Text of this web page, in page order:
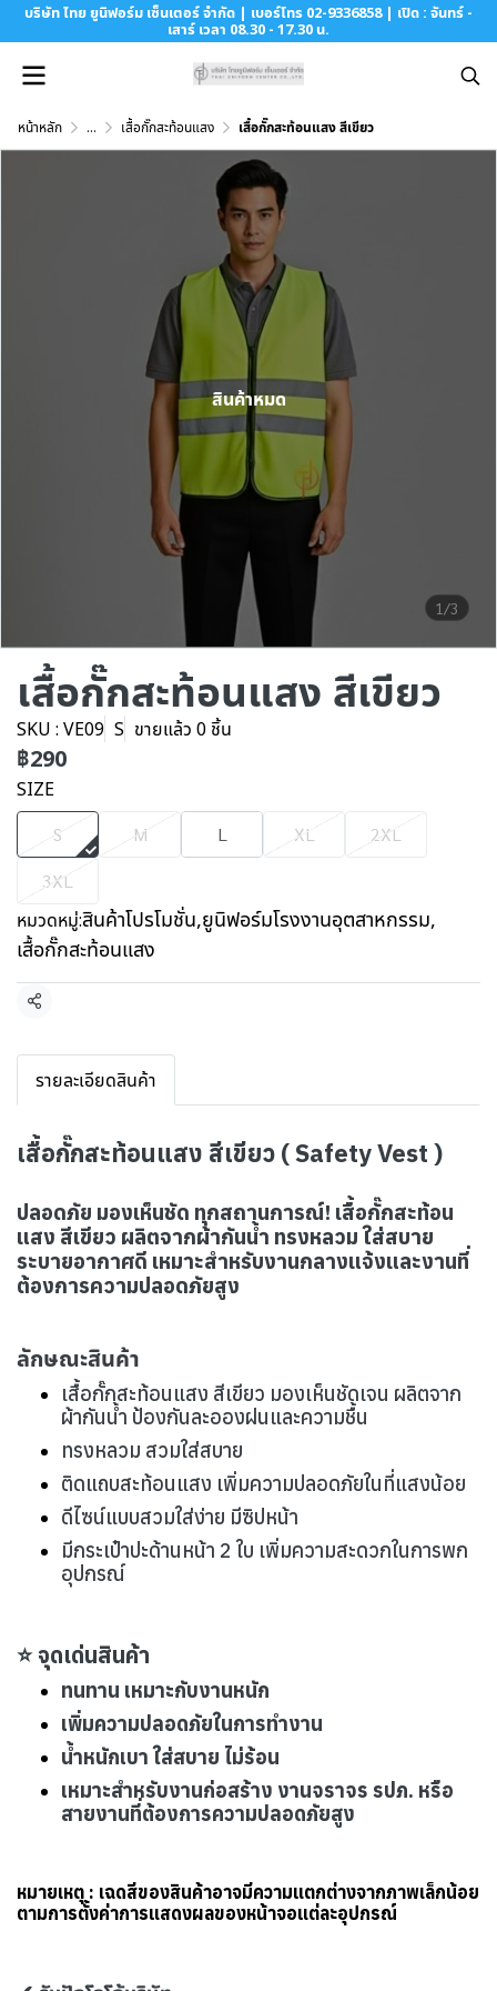
บริษัท ไทย ยูนิฟอร์ม เซ็นเตอร์ จำกัด | เบอร์โทร 02-9336858 | เปิด : จันทร์ -
เสาร์ เวลา 08.30 - 17.30 น.
หน้าหลัก ... เสื้อกั๊กสะท้อนแสง เสื้อกั๊กสะท้อนแสง สีเขียว
1/3
สินค้าหมด
เสื้อกั๊กสะท้อนแสง สีเขียว
SKU : VE09 S ขายแล้ว 0 ชิ้น
฿290
SIZE
S M L XL
2XL
3XL
หมวดหมู่:สินค้าโปรโมชั่น,ยูนิฟอร์มโรงงานอุตสาหกรรม,
เสื้อกั๊กสะท้อนแสง
แชร์
รายละเอียดสินค้า
เสื้อกั๊กสะท้อนแสง สีเขียว ( Safety Vest )
ปลอดภัย มองเห็นชัด ทุกสถานการณ์! เสื้อกั๊กสะท้อน
แสง สีเขียว ผลิตจากผ้ากันน้ำ ทรงหลวม ใส่สบาย
ระบายอากาศดี เหมาะสำหรับงานกลางแจ้งและงานที่
ต้องการความปลอดภัยสูง
ลักษณะสินค้า
เสื้อกั๊กสะท้อนแสง สีเขียว มองเห็นชัดเจน ผลิตจาก
ผ้ากันน้ำ ป้องกันละอองฝนและความชื้น
ทรงหลวม สวมใส่สบาย
ติดแถบสะท้อนแสง เพิ่มความปลอดภัยในที่แสงน้อย
ดีไซน์แบบสวมใส่ง่าย มีซิปหน้า
มีกระเป๋าปะด้านหน้า 2 ใบ เพิ่มความสะดวกในการพก
อุปกรณ์
⭐ จุดเด่นสินค้า
ทนทาน เหมาะกับงานหนัก
เพิ่มความปลอดภัยในการทำงาน
น้ำหนักเบา ใส่สบาย ไม่ร้อน
เหมาะสำหรับงานก่อสร้าง งานจราจร รปภ. หรือ
สายงานที่ต้องการความปลอดภัยสูง
หมายเหตุ : เฉดสีของสินค้าอาจมีความแตกต่างจากภาพเล็กน้อย
ตามการตั้งค่าการแสดงผลของหน้าจอแต่ละอุปกรณ์